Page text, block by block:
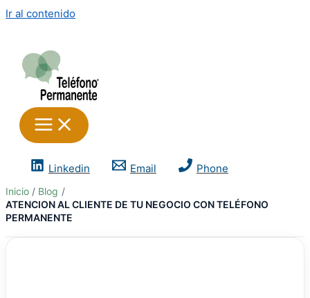
Ir al contenido
Linkedin Email Phone
Inicio
Blog
ATENCION AL CLIENTE DE TU NEGOCIO CON TELÉFONO
PERMANENTE